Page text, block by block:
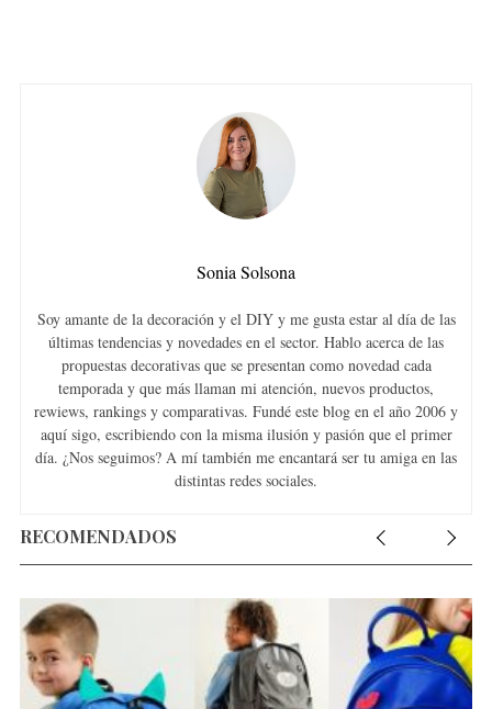
Sonia Solsona
Soy amante de la decoración y el DIY y me gusta estar al día de las
últimas tendencias y novedades en el sector. Hablo acerca de las
propuestas decorativas que se presentan como novedad cada
temporada y que más llaman mi atención, nuevos productos,
rewiews, rankings y comparativas. Fundé este blog en el año 2006 y
aquí sigo, escribiendo con la misma ilusión y pasión que el primer
día. ¿Nos seguimos? A mí también me encantará ser tu amiga en las
distintas redes sociales.
RECOMENDADOS